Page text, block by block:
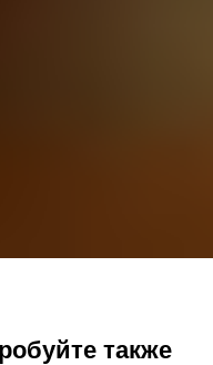
также